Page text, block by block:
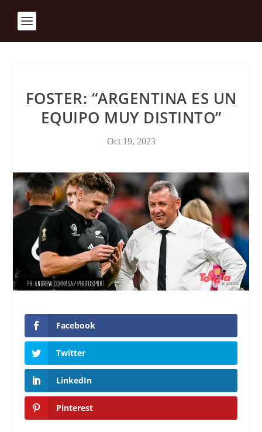
FOSTER: “ARGENTINA ES UN
EQUIPO MUY DISTINTO”
Oct 19, 2023
Facebook
Twitter
LinkedIn
Pinterest